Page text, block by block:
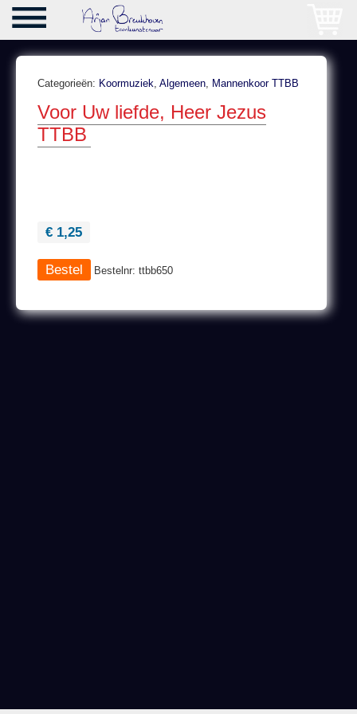
Categorieën: Koormuziek, Algemeen, Mannenkoor TTBB
Voor Uw liefde, Heer Jezus
TTBB
€ 1,25
Bestelnr: ttbb650